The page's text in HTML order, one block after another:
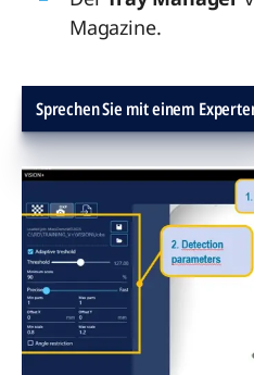
Magazine.
Sprechen Sie mit einem